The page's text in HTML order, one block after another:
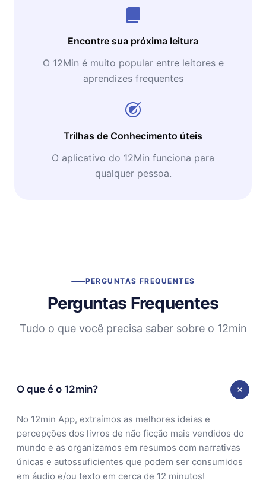
Encontre sua próxima leitura
O 12Min é muito popular entre leitores e
aprendizes frequentes
Trilhas de Conhecimento úteis
O aplicativo do 12Min funciona para
qualquer pessoa.
PERGUNTAS FREQUENTES
Perguntas Frequentes
Tudo o que você precisa saber sobre o 12min
O que é o 12min?
No 12min App, extraímos as melhores ideias e
percepções dos livros de não ficção mais vendidos do
mundo e as organizamos em resumos com narrativas
únicas e autossuficientes que podem ser consumidos
em áudio e/ou texto em cerca de 12 minutos!